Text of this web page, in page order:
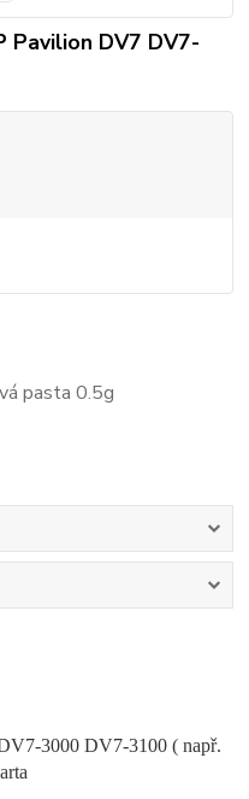
Pavilion DV7 DV7-
pasta 0.5g
3000 DV7-3100 ( např.